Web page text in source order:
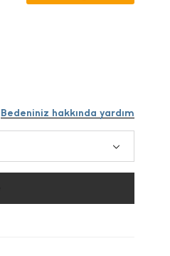
Bedeniniz hakkında yardım